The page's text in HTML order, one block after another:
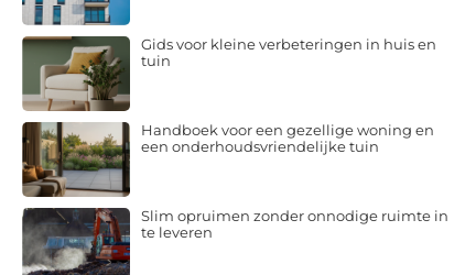
Gids voor kleine verbeteringen in huis en
tuin
Handboek voor een gezellige woning en
een onderhoudsvriendelijke tuin
Slim opruimen zonder onnodige ruimte in
te leveren